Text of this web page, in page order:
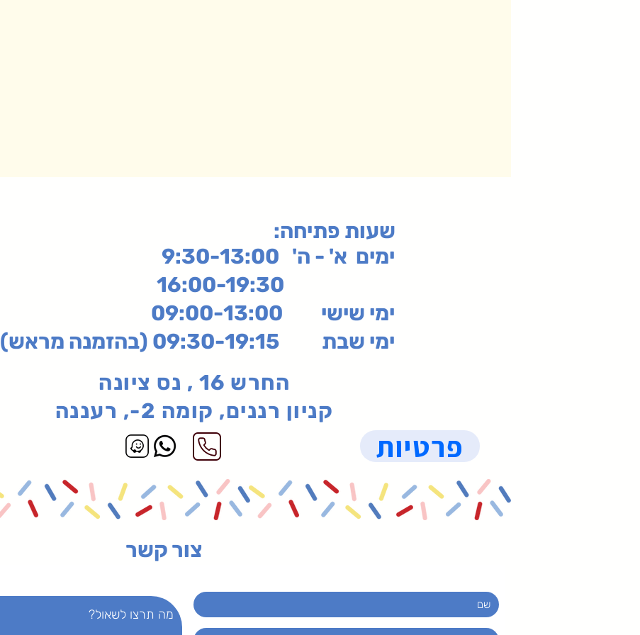
:שעות פתיחה
ימים א' - ה' 9:30-13:00
ימי שישי 09:00-13:00
ימי שבת 09:30-19:15 (בהזמנה מראש)
החרש 16 , נס ציונה
קניון רננים, קומה 2-, רעננה
פרטיות
צור קשר